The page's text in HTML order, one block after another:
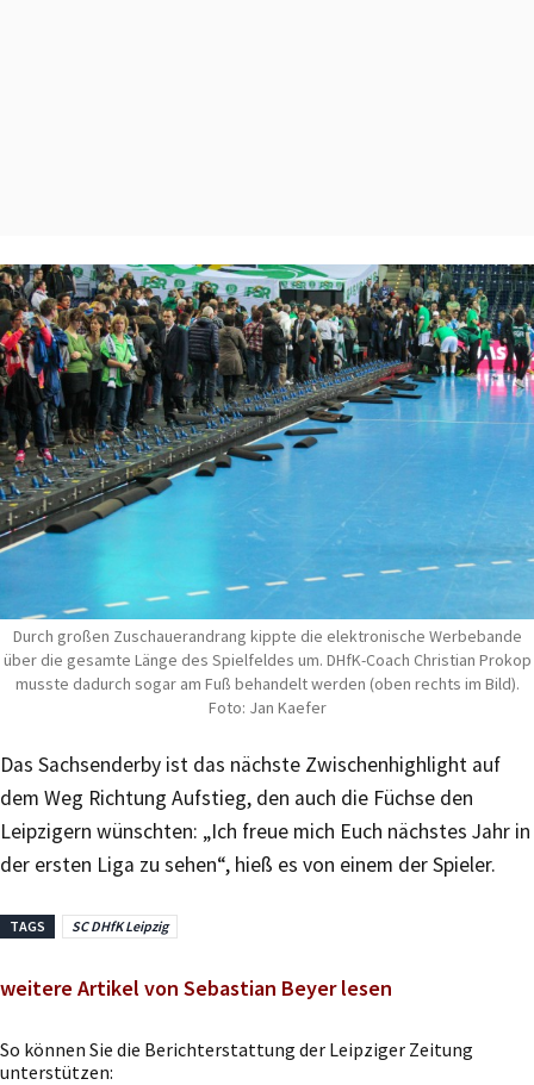
Durch großen Zuschauerandrang kippte die elektronische Werbebande
über die gesamte Länge des Spielfeldes um. DHfK-Coach Christian Prokop
musste dadurch sogar am Fuß behandelt werden (oben rechts im Bild).
Foto: Jan Kaefer
Das Sachsenderby ist das nächste Zwischenhighlight auf
dem Weg Richtung Aufstieg, den auch die Füchse den
Leipzigern wünschten: „Ich freue mich Euch nächstes Jahr in
der ersten Liga zu sehen“, hieß es von einem der Spieler.
TAGS SC DHfK Leipzig
weitere Artikel von Sebastian Beyer lesen
So können Sie die Berichterstattung der Leipziger Zeitung
unterstützen: